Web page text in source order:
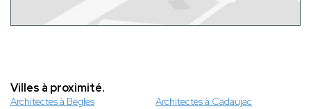
Villes à proximité.
Architectes à Begles
Architectes à Cadaujac